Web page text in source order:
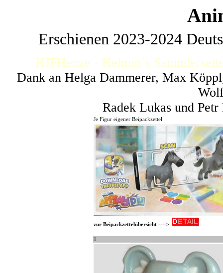
Erschienen 2023-2024
HJFHenze - Helmut´s
Dank an Helga Dammerer, Max
Radek Lukas und
Je Figur eigener Beipackzettel
zur Beipackzettelübersicht ---->
1